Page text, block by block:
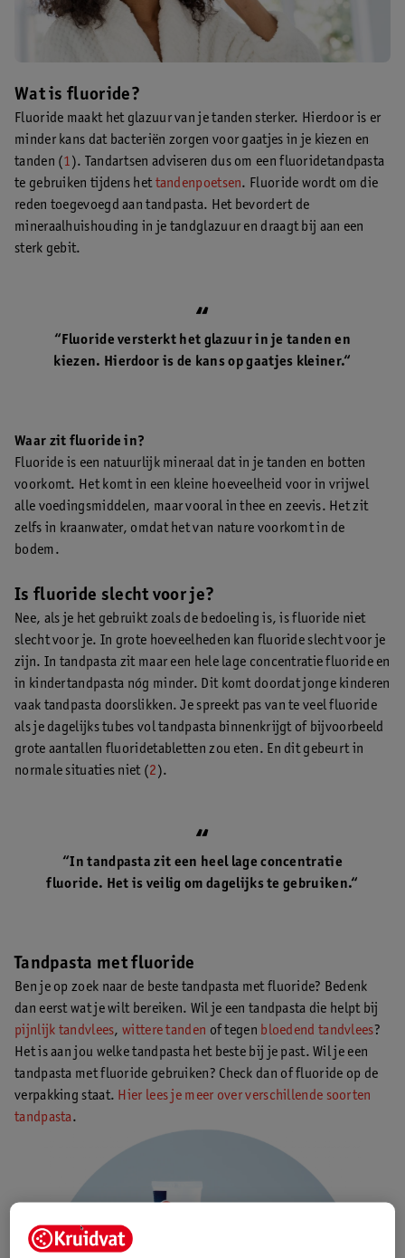
Wat is fluoride?
Fluoride maakt het glazuur van je tanden sterker. Hierdoor is er
minder kans dat bacteriën zorgen voor gaatjes in je kiezen en
tanden (1). Tandartsen adviseren dus om een fluoridetandpasta
te gebruiken tijdens hettandenpoetsen. Fluoride wordt om die
reden toegevoegd aan tandpasta. Het bevordert de
mineraalhuishouding in je tandglazuur en draagt bij aan een
sterk gebit.
“Fluoride versterkt het glazuur in je tanden en
kiezen. Hierdoor is de kans op gaatjes kleiner.“
Waar zit fluoride in?
Fluoride is een natuurlijk mineraal dat in je tanden en botten
voorkomt. Het komt in een kleine hoeveelheid voor in vrijwel
alle voedingsmiddelen, maar vooral in thee en zeevis. Het zit
zelfs in kraanwater, omdat het van nature voorkomt in de
bodem.
Is fluoride slecht voor je?
Nee, als je het gebruikt zoals de bedoeling is, is fluoride niet
slecht voor je. In grote hoeveelheden kan fluoride slecht voor je
zijn. In tandpasta zit maar een hele lage concentratie fluoride en
in kindertandpasta nóg minder. Dit komt doordat jonge kinderen
vaak tandpasta doorslikken. Je spreekt pas van te veel fluoride
als je dagelijks tubes vol tandpasta binnenkrijgt of bijvoorbeeld
grote aantallen fluoridetabletten zou eten. En dit gebeurt in
normale situaties niet (2).
“In tandpasta zit een heel lage concentratie
fluoride. Het is veilig om dagelijks te gebruiken.“
Tandpasta met fluoride
Ben je op zoek naar de beste tandpasta met fluoride? Bedenk
dan eerst wat je wilt bereiken. Wil je een tandpasta die helpt bij
pijnlijk tandvlees,wittere tanden of tegen bloedend tandvlees?
Het is aan jou welke tandpasta het beste bij je past. Wil je een
tandpasta met fluoride gebruiken? Check dan of fluoride op de
verpakking staat. Hier lees je meer over verschillende soorten
tandpasta.